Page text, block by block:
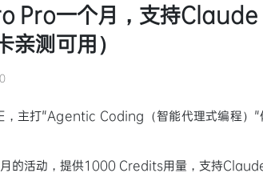
Pro一个月，支持Claude
测可用）
0
主打"Agentic Coding（智能代理式编程）"
的活动，提供1000 Credits用量，支持